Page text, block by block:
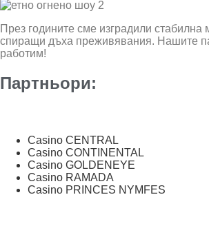
През годините сме изградили
спиращи дъха преживявания. Нашите
работим!
Партньори:
Casino CENTRAL
Casino CONTINENTAL
Casino GOLDENEYE
Casino RAMADA
Casino PRINCES NYMFES